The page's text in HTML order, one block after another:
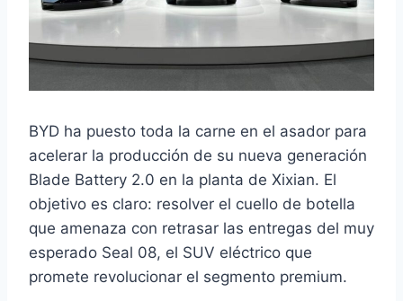
BYD ha puesto toda la carne en el asador para
acelerar la producción de su nueva generación
Blade Battery 2.0 en la planta de Xixian. El
objetivo es claro: resolver el cuello de botella
que amenaza con retrasar las entregas del muy
esperado Seal 08, el SUV eléctrico que
promete revolucionar el segmento premium.